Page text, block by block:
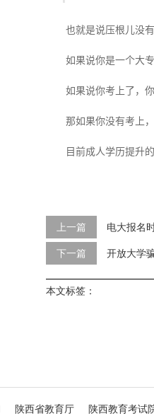
也就是说压根儿没
如果说你是一个大
如果说你考上了，
那如果你没有考上
目前成人学历提升
上一篇 电大报名
下一篇 开放大学
本文标签：
陕西省教育厅 陕西教育考试